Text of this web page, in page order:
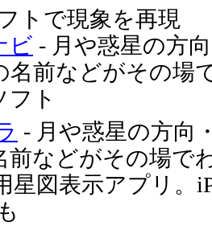
トで現象を再現
ビ - 月や惑星の方
名前などがその場
フト
- 月や惑星の方向
前などがその場で
星図表示アプリ。
も